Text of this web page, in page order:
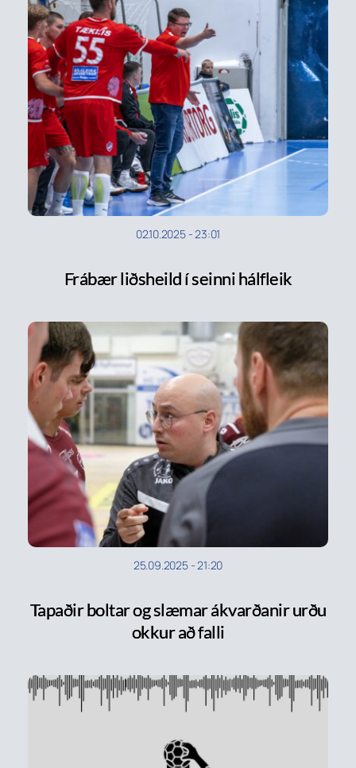
02.10.2025-23:01
Frábær liðsheild í seinni hálfleik
25.09.2025-21:20
Tapaðir boltar og slæmar ákvarðanir urðu
okkur að falli